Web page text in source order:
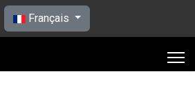
Sélectionnez votre langue
Français